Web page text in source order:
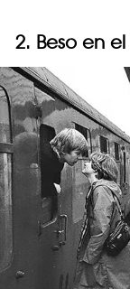
2. Beso en